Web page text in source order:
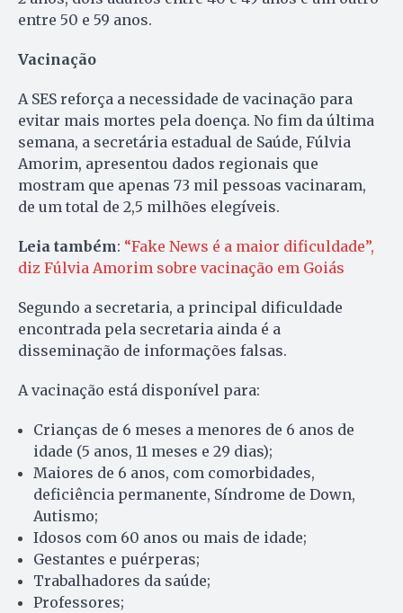
entre 50 e 59 anos.
Vacinação
A SES reforça a necessidade de vacinação para
evitar mais mortes pela doença. No fim da última
semana, a secretária estadual de Saúde, Fúlvia
Amorim, apresentou dados regionais que
mostram que apenas 73 mil pessoas vacinaram,
de um total de 2,5 milhões elegíveis.
Leia também: “Fake News é a maior dificuldade”,
diz Fúlvia Amorim sobre vacinação em Goiás
Segundo a secretaria, a principal dificuldade
encontrada pela secretaria ainda é a
disseminação de informações falsas.
A vacinação está disponível para:
Crianças de 6 meses a menores de 6 anos de
idade (5 anos, 11 meses e 29 dias);
Maiores de 6 anos, com comorbidades,
deficiência permanente, Síndrome de Down,
Autismo;
Idosos com 60 anos ou mais de idade;
Gestantes e puérperas;
Trabalhadores da saúde;
Professores;